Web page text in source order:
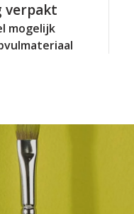
verpakt
mogelijk